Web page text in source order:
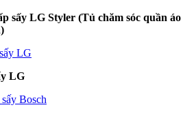
sấy LG Styler (Tủ chăm sóc quần áo
LG